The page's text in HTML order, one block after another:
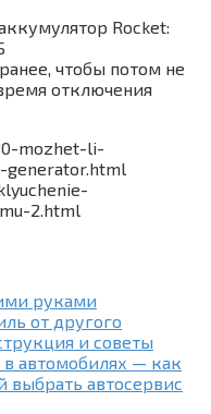
Rocket:
чтобы потом не
отключения
mozhet-li-
generator.html
2.html
руками
от другого
и советы
автомобилях — как
выбрать автосервис